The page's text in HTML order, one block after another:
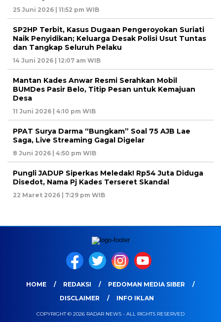
25 Juni 2026 | 11:52 pm WIB
SP2HP Terbit, Kasus Dugaan Pengeroyokan Suriati
Naik Penyidikan; Keluarga Desak Polisi Usut Tuntas
dan Tangkap Seluruh Pelaku
14 Juni 2026 | 12:07 am WIB
Mantan Kades Anwar Resmi Serahkan Mobil
BUMDes Pasir Belo, Titip Pesan untuk Kemajuan
Desa
11 Juni 2026 | 4:10 pm WIB
PPAT Surya Darma “Bungkam” Soal 75 AJB Lae
Saga, Live Streaming Gagal Digelar
8 Juni 2026 | 4:50 pm WIB
Pungli JADUP Siperkas Meledak! Rp54 Juta Diduga
Disedot, Nama Pj Kades Terseret Skandal
22 Maret 2026 | 7:29 pm WIB
HOME REDAKSI
PEDOMAN MEDIA SIBER
DISCLAIMER
INFO IKLAN
COPYRIGHT © 2026 RADAR NEWS - ALL RIGHTS RESERVED